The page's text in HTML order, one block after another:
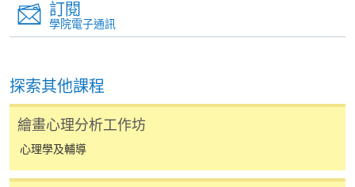
有關香港大學專業進修學院Summer School 的取錄方
訂閱
學院電子通訊
探索其他課程
繪畫心理分析工作坊
心理學及輔導